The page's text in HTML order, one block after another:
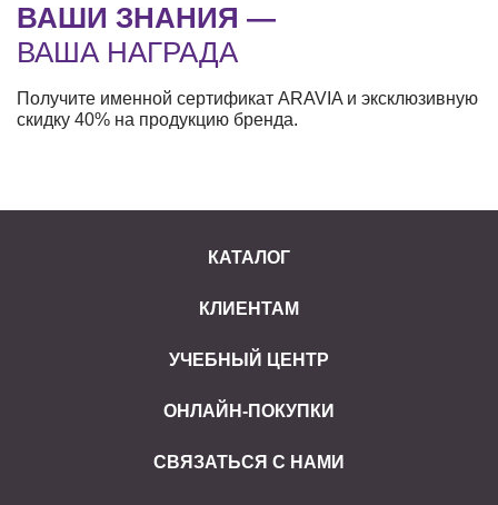
ВАШИ ЗНАНИЯ —
ВАША НАГРАДА
Получите именной сертификат ARAVIA и эксклюзивную
скидку 40% на продукцию бренда.
КАТАЛОГ
КЛИЕНТАМ
УЧЕБНЫЙ ЦЕНТР
ОНЛАЙН-ПОКУПКИ
СВЯЗАТЬСЯ С НАМИ